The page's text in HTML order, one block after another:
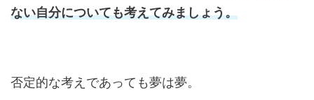
ない自分についても考えてみましょう。
否定的な考えであっても夢は夢。